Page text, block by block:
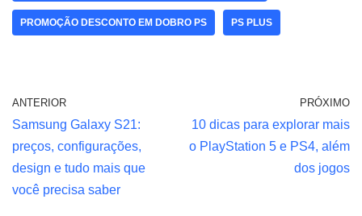
PROMOÇÃO DESCONTO EM DOBRO PS PS PLUS
ANTERIOR
Samsung Galaxy S21:
preços, configurações,
design e tudo mais que
você precisa saber
PRÓXIMO
10 dicas para explorar mais
o PlayStation 5 e PS4, além
dos jogos